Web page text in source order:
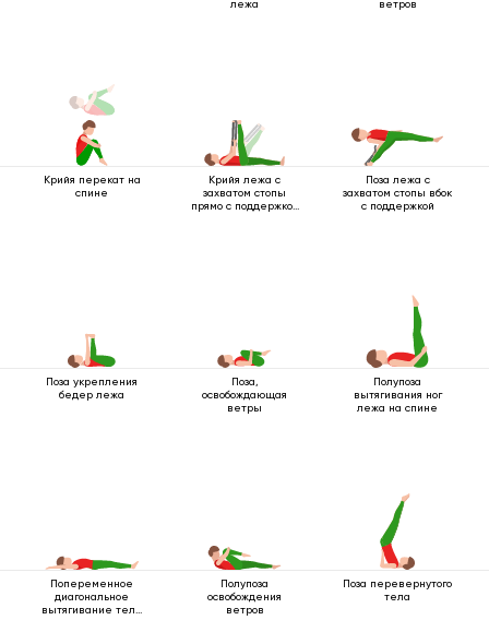
лежа ветров
Крийя перекат на
спине
Крийя лежа с
захватом стопы
прямо с поддержкой
Поза лежа с
захватом стопы вбок
с поддержкой
Поза укрепления
бедер лежа
Поза,
освобождающая
ветры
Полупоза
вытягивания ног
лежа на спине
Попеременное
диагональное
вытягивание тела
Полупоза
освобождения
ветров
Поза перевернутого
тела